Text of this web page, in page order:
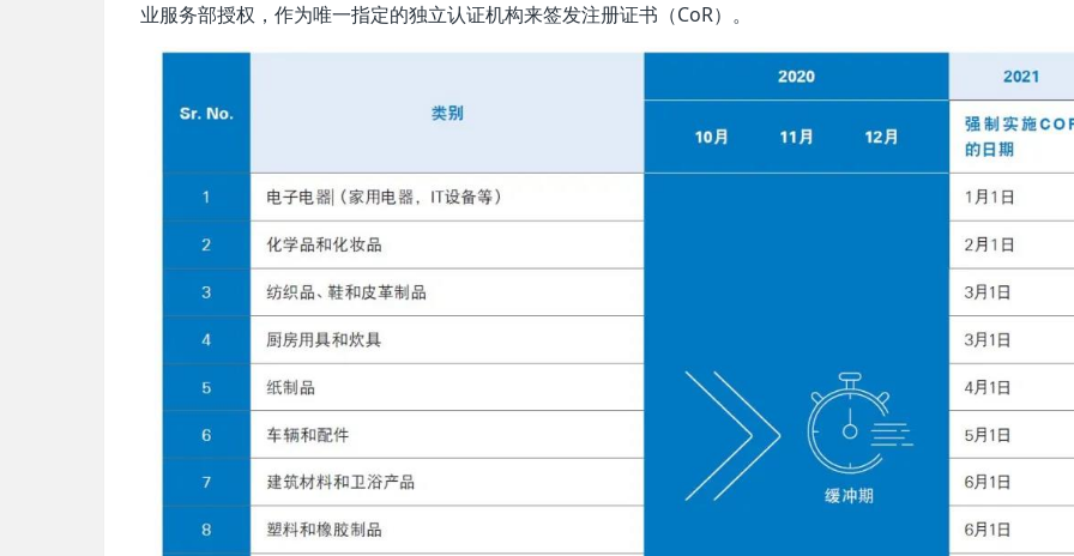
业服务部授权，作为唯一指定的独立认证机构来签发注册证书（CoR）。